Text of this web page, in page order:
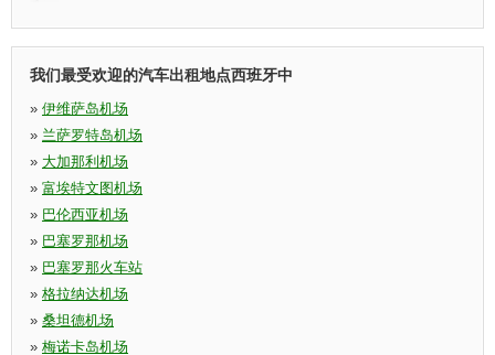
我们最受欢迎的汽车出租地点西班牙中
» 伊维萨岛机场
» 兰萨罗特岛机场
» 大加那利机场
» 富埃特文图机场
» 巴伦西亚机场
» 巴塞罗那机场
» 巴塞罗那火车站
» 格拉纳达机场
» 桑坦德机场
» 梅诺卡岛机场